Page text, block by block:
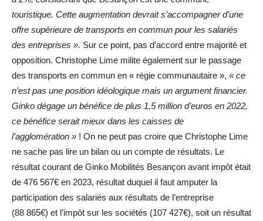
touristique. Cette augmentation devrait s’accompagner d’une
offre supérieure de transports en commun pour les salariés
des entreprises ». Sur ce point, pas d’accord entre majorité et
opposition. Christophe Lime milite également sur le passage
des transports en commun en « régie communautaire », « ce
n’est pas une position idéologique mais un argument financier.
Ginko dégage un bénéfice de plus 1,5 million d’euros en 2022,
ce bénéfice serait mieux dans les caisses de
l’agglomération » ! On ne peut pas croire que Christophe Lime
ne sache pas lire un bilan ou un compte de résultats. Le
résultat courant de Ginko Mobilités Besançon avant impôt était
de 476 567€ en 2023, résultat duquel il faut amputer la
participation des salariés aux résultats de l’entreprise
(88 865€) et l’impôt sur les sociétés (107 427€), soit un résultat